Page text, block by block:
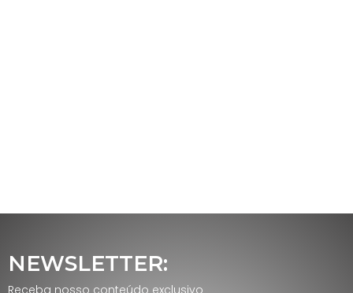
NEWSLETTER:
Receba nosso conteúdo exclusivo